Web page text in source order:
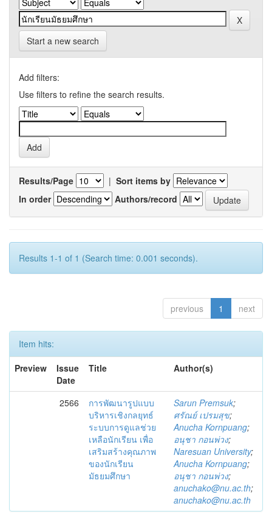
Start a new search
Add filters:
Use filters to refine the search results.
Results/Page | Sort items by
In order
Authors/record
Results 1-1 of 1 (Search time: 0.001 seconds).
previous 1 next
Item hits:
Preview
Issue
Date
Title Author(s)
2566
การพัฒนารูปแบบ
บริหารเชิงกลยุทธ์
ระบบการดูแลช่วย
เหลือนักเรียน เพื่อ
เสริมสร้างคุณภาพ
ของนักเรียน
มัธยมศึกษา
Sarun Premsuk;
ศรัณย์ เปรมสุข;
Anucha Kornpuang;
อนุชา กอนพ่วง;
Naresuan University;
Anucha Kornpuang;
อนุชา กอนพ่วง;
anuchako@nu.ac.th;
anuchako@nu.ac.th